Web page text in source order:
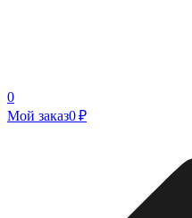
0
Мой заказ0 ₽